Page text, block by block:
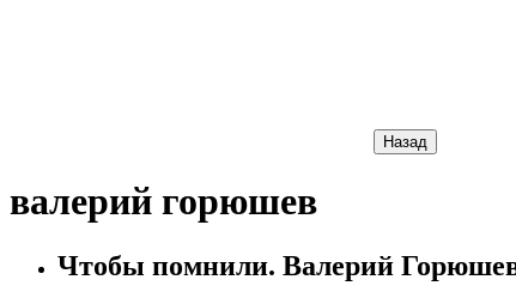
Назад
валерий горюшев
Чтобы помнили. Валерий